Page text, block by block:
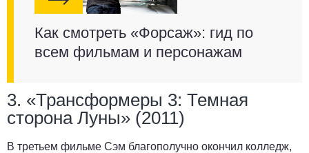
Как смотреть «Форсаж»: гид по
всем фильмам и персонажам
3. «Трансформеры 3: Темная
сторона Луны» (2011)
В третьем фильме Сэм благополучно окончил колледж,